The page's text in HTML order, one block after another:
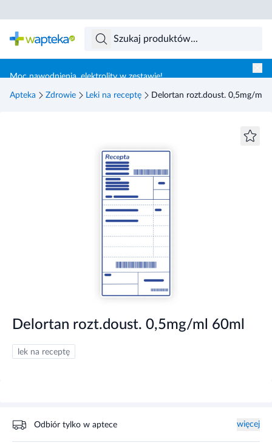
Moc nawodnienia, elektrolity w zestawie!
Apteka Zdrowie Leki na receptę Delortan rozt.doust. 0,5mg/ml
Delortan rozt.doust. 0,5mg/ml 60ml
lek na receptę
Odbiór tylko w aptece więcej